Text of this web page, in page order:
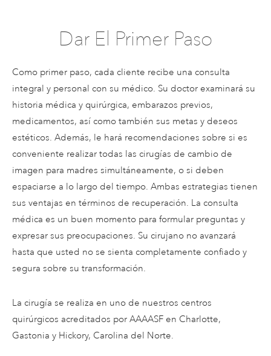
Dar El Primer Paso
Como primer paso, cada cliente recibe una consulta
integral y personal con su médico. Su doctor examinará su
historia médica y quirúrgica, embarazos previos,
medicamentos, así como también sus metas y deseos
estéticos. Además, le hará recomendaciones sobre si es
conveniente realizar todas las cirugías de cambio de
imagen para madres simultáneamente, o si deben
espaciarse a lo largo del tiempo. Ambas estrategias tienen
sus ventajas en términos de recuperación. La consulta
médica es un buen momento para formular preguntas y
expresar sus preocupaciones. Su cirujano no avanzará
hasta que usted no se sienta completamente confiado y
segura sobre su transformación.
La cirugía se realiza en uno de nuestros centros
quirúrgicos acreditados por AAAASF en Charlotte,
Gastonia y Hickory, Carolina del Norte.